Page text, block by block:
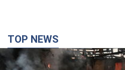
TOP NEWS